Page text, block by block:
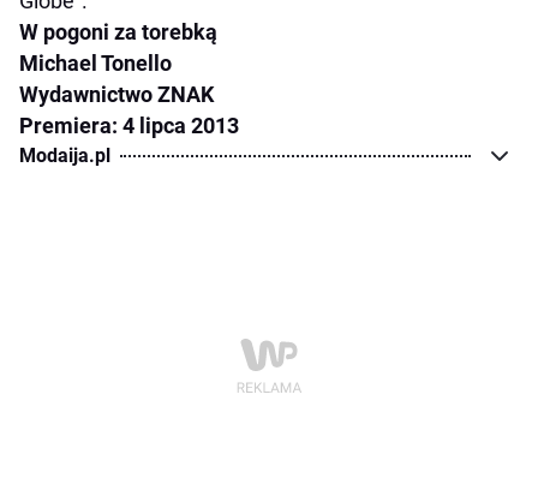
W pogoni za torebką
Michael Tonello
Wydawnictwo ZNAK
Premiera: 4 lipca 2013
Modaija.pl